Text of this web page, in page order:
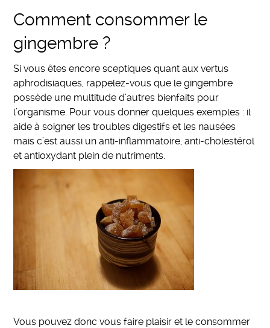
Comment consommer le
gingembre ?
Si vous êtes encore sceptiques quant aux vertus
aphrodisiaques, rappelez-vous que le gingembre
possède une multitude d’autres bienfaits pour
l’organisme. Pour vous donner quelques exemples : il
aide à soigner les troubles digestifs et les nausées
mais c’est aussi un anti-inflammatoire, anti-cholestérol
et antioxydant plein de nutriments.
Vous pouvez donc vous faire plaisir et le consommer